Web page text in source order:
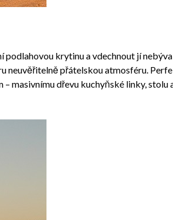
krytinu a vdechnout jí
neuvěřitelně přátelskou atmosféru.
masivnímu dřevu kuchyňské linky, stolu